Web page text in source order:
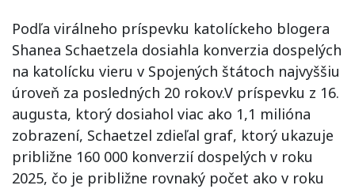
Podľa virálneho príspevku katolíckeho blogera
Shanea Schaetzela dosiahla konverzia dospelých
na katolícku vieru v Spojených štátoch najvyššiu
úroveň za posledných 20 rokov.V príspevku z 16.
augusta, ktorý dosiahol viac ako 1,1 milióna
zobrazení, Schaetzel zdieľal graf, ktorý ukazuje
približne 160 000 konverzií dospelých v roku
2025, čo je približne rovnaký počet ako v roku